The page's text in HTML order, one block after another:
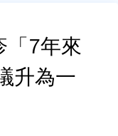
「7年來
升為一